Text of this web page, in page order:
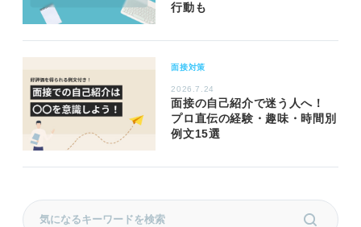
行動も
面接対策
2026.7.24
面接の自己紹介で迷う人へ！
プロ直伝の経験・趣味・時間別
例文15選